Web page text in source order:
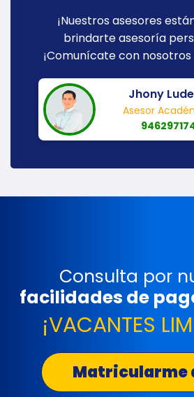
¡Nuestros asesores
brindarte asesoría
¡Comunícate con
Jhony
Asesor
Consulta por
facilidades de
¡VACANTES
Matricularme